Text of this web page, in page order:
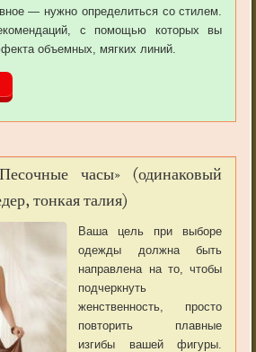
— нужно определиться со стилем.
с помощью которых вы
объемных, мягких линий.
часы» (одинаковый
тонкая талия)
Ваша цель при выборе
одежды должна быть
направлена на то, чтобы
подчеркнуть
женственность, просто
повторить плавные
изгибы вашей фигуры.